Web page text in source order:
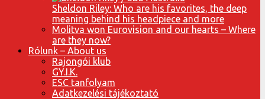
Sheldon Riley: Who are his favorites, the deep
meaning behind his headpiece and more
Molitva won Eurovision and our hearts – Where
are they now?
Rólunk – About us
Rajongói klub
GY.I.K.
ESC tanfolyam
Adatkezelési tájékoztató